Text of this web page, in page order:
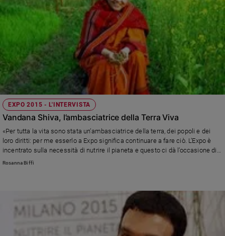
EXPO 2015 - L'INTERVISTA
Vandana Shiva, l’ambasciatrice della Terra Viva
«Per tutta la vita sono stata un’ambasciatrice della terra, dei popoli e dei
loro diritti: per me esserlo a Expo significa continuare a fare ciò. L’Expo è
incentrato sulla necessità di nutrire il pianeta e questo ci dà l’occasione di
riflettere su chi realmente contribuisce a farlo». Con queste motivazioni,
Rosanna Biffi